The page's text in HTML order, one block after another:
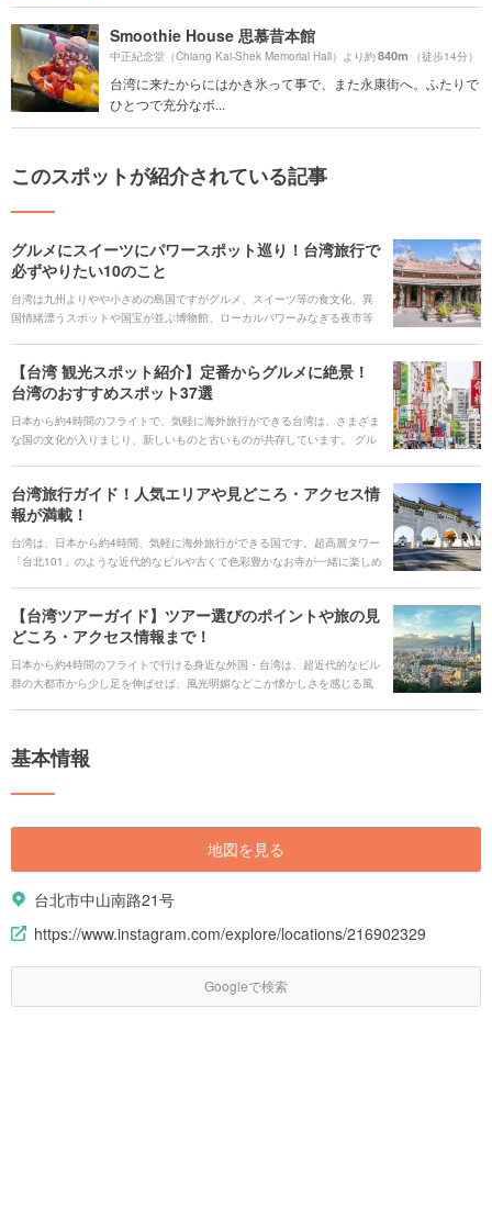
Smoothie House 思慕昔本館
中正紀念堂（Chiang Kai-Shek Memorial Hall）より約840m （徒歩14分）
台湾に来たからにはかき氷って事で、また永康街へ。ふたりで
ひとつで充分なボ...
このスポットが紹介されている記事
グルメにスイーツにパワースポット巡り！台湾旅行で
必ずやりたい10のこと
台湾は九州よりやや小さめの島国ですがグルメ、スイーツ等の食文化、異
国情緒漂うスポットや国宝が並ぶ博物館、ローカルパワーみなぎる夜市等
【台湾 観光スポット紹介】定番からグルメに絶景！
台湾のおすすめスポット37選
日本から約4時間のフライトで、気軽に海外旅行ができる台湾は、さまざま
な国の文化が入りまじり、新しいものと古いものが共存しています。 グル
魅力にあふれる観光スポットがあります。大都会から少し足をのばせば、
大自然の絶景や温泉まで楽しめます。 今回は、初めての台湾でめぐるのに
観光に役立つ情報をご紹介します。
台湾旅行ガイド！人気エリアや見どころ・アクセス情
報が満載！
台湾は、日本から約4時間、気軽に海外旅行ができる国です。超高層タワー
「台北101」のような近代的なビルや古くて色彩豊かなお寺が一緒に楽しめ
を伸ばせば、大自然に囲まれて絶景を眺めたり、どこかノスタルジックな
雰囲気を感じられる町並みを散策したり、と新たな台湾の魅力を発見でき
で、まとめてご紹介いたします。
【台湾ツアーガイド】ツアー選びのポイントや旅の見
どころ・アクセス情報まで！
日本から約4時間のフライトで行ける身近な外国・台湾は、超近代的なビル
群の大都市から少し足を伸ばせば、風光明媚などこか懐かしさを感じる風
しい美術品を見てまわったり、色々な楽しみ方ができます。 今回は、人気
ト、ホテル、公共交通機関の情報まで、台湾ツアーに役立つ情報をご紹介
基本情報
地図を見る
台北市中山南路21号
https://www.instagram.com/explore/locations/216902329
Googleで検索